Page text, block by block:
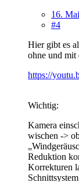
16.
#4
Hier gibt es
ohne und mit
https://
Wichtig:
Kamera
wischen ->
Reduktion
Korrekturen